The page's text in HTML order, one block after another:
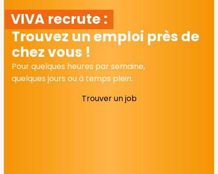
VIVA recrute :
Trouvez un emploi près de
chez vous !
Pour quelques heures par semaine,
quelques jours ou à temps plein.
Trouver un job